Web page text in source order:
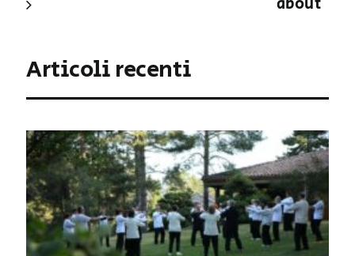
Articoli recenti